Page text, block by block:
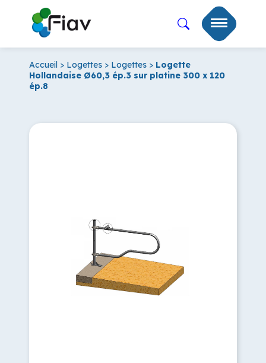
Accueil > Logettes > Logettes > Logette
Hollandaise Ø60,3 ép.3 sur platine 300 x 120
ép.8